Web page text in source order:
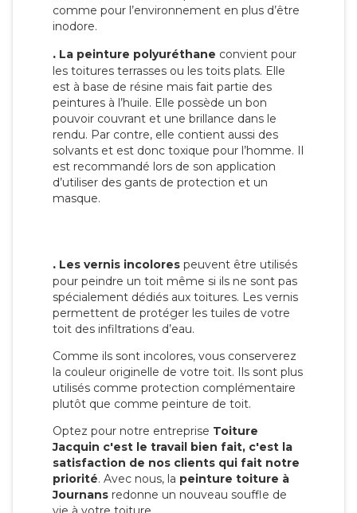
comme pour l’environnement en plus d’être
inodore.
. La peinture polyuréthane convient pour
les toitures terrasses ou les toits plats. Elle
est à base de résine mais fait partie des
peintures à l’huile. Elle possède un bon
pouvoir couvrant et une brillance dans le
rendu. Par contre, elle contient aussi des
solvants et est donc toxique pour l’homme. Il
est recommandé lors de son application
d’utiliser des gants de protection et un
masque.
. Les vernis incolores peuvent être utilisés
pour peindre un toit même si ils ne sont pas
spécialement dédiés aux toitures. Les vernis
permettent de protéger les tuiles de votre
toit des infiltrations d’eau.
Comme ils sont incolores, vous conserverez
la couleur originelle de votre toit. Ils sont plus
utilisés comme protection complémentaire
plutôt que comme peinture de toit.
Optez pour notre entreprise Toiture
Jacquin c'est le travail bien fait, c'est la
satisfaction de nos clients qui fait notre
priorité. Avec nous, la peinture toiture à
Journans redonne un nouveau souffle de